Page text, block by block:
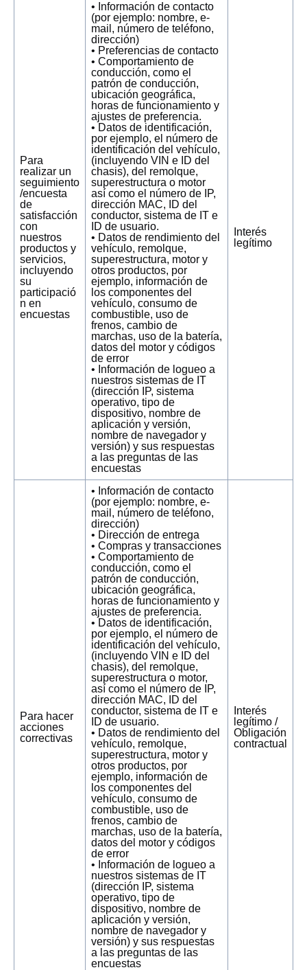
Para
realizar un
seguimiento
/encuesta
de
satisfacción
con
nuestros
productos y
servicios,
incluyendo
su
participació
n en
encuestas
• Información de contacto
(por ejemplo: nombre, e-
mail, número de teléfono,
dirección)
• Preferencias de contacto
• Comportamiento de
conducción, como el
patrón de conducción,
ubicación geográfica,
horas de funcionamiento y
ajustes de preferencia.
• Datos de identificación,
por ejemplo, el número de
identificación del vehículo,
(incluyendo VIN e ID del
chasis), del remolque,
superestructura o motor
así como el número de IP,
dirección MAC, ID del
conductor, sistema de IT e
ID de usuario.
• Datos de rendimiento del
vehículo, remolque,
superestructura, motor y
otros productos, por
ejemplo, información de
los componentes del
vehículo, consumo de
combustible, uso de
frenos, cambio de
marchas, uso de la batería,
datos del motor y códigos
de error
• Información de logueo a
nuestros sistemas de IT
(dirección IP, sistema
operativo, tipo de
dispositivo, nombre de
aplicación y versión,
nombre de navegador y
versión) y sus respuestas
a las preguntas de las
encuestas
Interés
legítimo
Para hacer
acciones
correctivas
• Información de contacto
(por ejemplo: nombre, e-
mail, número de teléfono,
dirección)
• Dirección de entrega
• Compras y transacciones
• Comportamiento de
conducción, como el
patrón de conducción,
ubicación geográfica,
horas de funcionamiento y
ajustes de preferencia.
• Datos de identificación,
por ejemplo, el número de
identificación del vehículo,
(incluyendo VIN e ID del
chasis), del remolque,
superestructura o motor,
así como el número de IP,
dirección MAC, ID del
conductor, sistema de IT e
ID de usuario.
• Datos de rendimiento del
vehículo, remolque,
superestructura, motor y
otros productos, por
ejemplo, información de
los componentes del
vehículo, consumo de
combustible, uso de
frenos, cambio de
marchas, uso de la batería,
datos del motor y códigos
de error
• Información de logueo a
nuestros sistemas de IT
(dirección IP, sistema
operativo, tipo de
dispositivo, nombre de
aplicación y versión,
nombre de navegador y
versión) y sus respuestas
a las preguntas de las
encuestas
Interés
legítimo /
Obligación
contractual